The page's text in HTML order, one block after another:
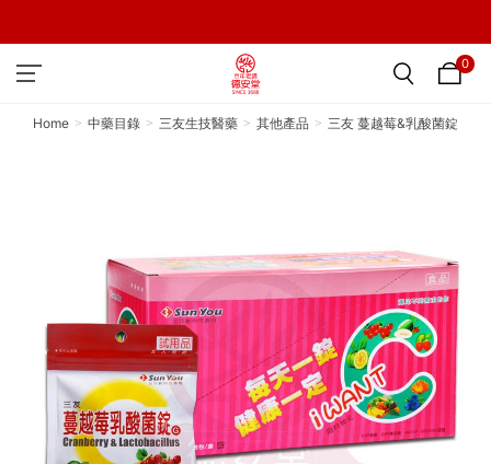
0
Home 中藥目錄 三友生技醫藥 其他產品 三友 蔓越莓&乳酸菌錠